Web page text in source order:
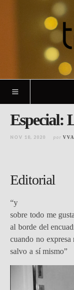
Especial:
NOV 18, 2020 por
Editorial
“y
sobre todo me gusta
al borde del
cuando no expresa
salvo a sí mismo”